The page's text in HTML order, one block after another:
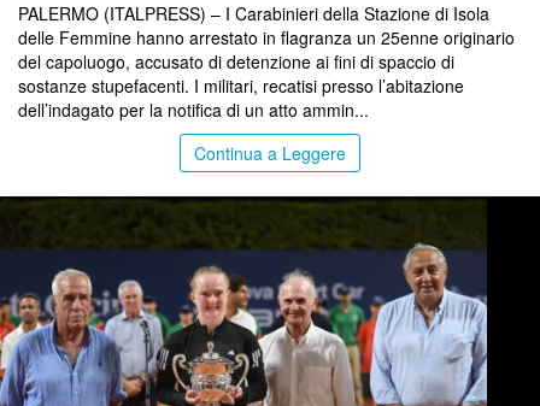
PALERMO (ITALPRESS) – I Carabinieri della Stazione di Isola
delle Femmine hanno arrestato in flagranza un 25enne originario
del capoluogo, accusato di detenzione ai fini di spaccio di
sostanze stupefacenti. I militari, recatisi presso l’abitazione
dell’indagato per la notifica di un atto ammin...
Continua a Leggere